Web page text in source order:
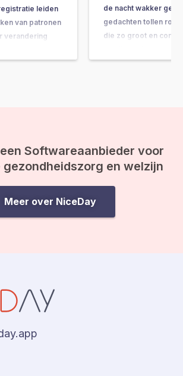
leiden
van patronen
verandering
don’ts, tips &
de nacht wakker
gedachten tollen
die zo groot en
lijken. Vragen als:
Softwareaanbieder voor
gezondheidszorg en welzijn
Meer over NiceDay